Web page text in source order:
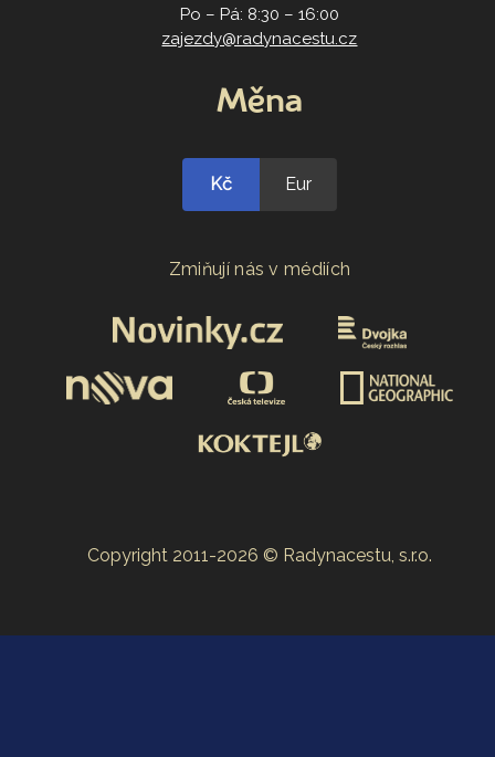
Po – Pá: 8:30 – 16:00
zajezdy@radynacestu.cz
Měna
Kč Eur
Zmiňují nás v médiích
Copyright 2011-2026 © Radynacestu, s.r.o.